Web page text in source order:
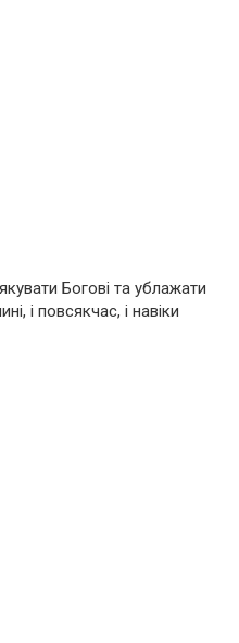
Богові та ублажати
і повсякчас, і навіки